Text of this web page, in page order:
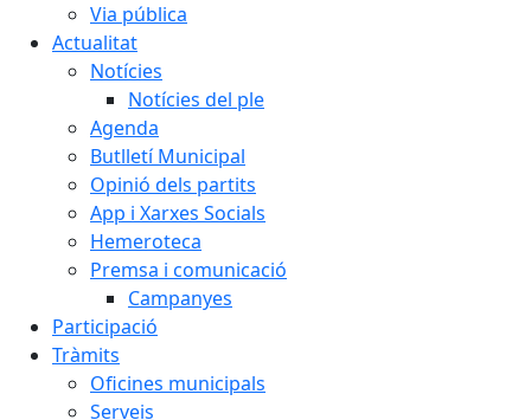
Via pública
Actualitat
Notícies
Notícies del ple
Agenda
Butlletí Municipal
Opinió dels partits
App i Xarxes Socials
Hemeroteca
Premsa i comunicació
Campanyes
Participació
Tràmits
Oficines municipals
Serveis